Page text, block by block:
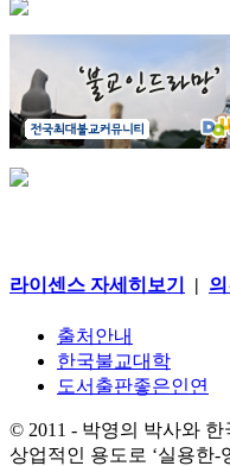
라이센스 자세히보기 |
출처안내
한국불교대학
도서출판좋은인연
© 2011 - 박영의 박사와
상업적인 용도로 ‘실용한-